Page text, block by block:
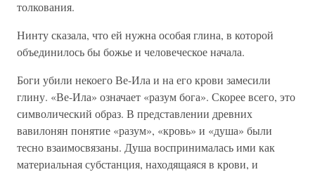
толкования.
Нинту сказала, что ей нужна особая глина, в которой
объединилось бы божье и человеческое начала.
Боги убили некоего Ве-Ила и на его крови замесили
глину. «Ве-Ила» означает «разум бога». Скорее всего, это
символический образ. В представлении древних
вавилонян понятие «разум», «кровь» и «душа» были
тесно взаимосвязаны. Душа воспринималась ими как
материальная субстанция, находящаяся в крови, и